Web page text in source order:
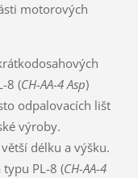
motorových
8 (CH-AA-4Asp)
odpalovacích lišt
výroby.
délku a výšku.
PL-8 (CH-AA-4